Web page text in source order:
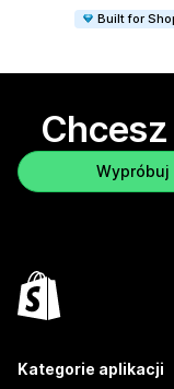
Built for
Wypróbuj
Kategorie aplikacji